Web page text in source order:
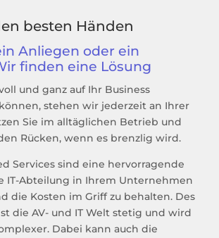
besten Händen
Anliegen oder ein
finden eine Lösung
und ganz auf Ihr Business
,stehen wir jederzeit an Ihrer
Sie im alltäglichen Betrieb und
Rücken, wenn es brenzlig wird.
Services sind eine hervorragende
IT-Abteilung in Ihrem Unternehmen
die Kosten im Griff zu behalten. Des
die AV- und IT Welt stetig und wird
. Dabei kann auch die